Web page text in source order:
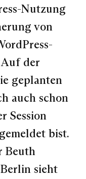
Nutzung
von
Auf der
geplanten
auch schon
Session
bist.
Beuth
sieht